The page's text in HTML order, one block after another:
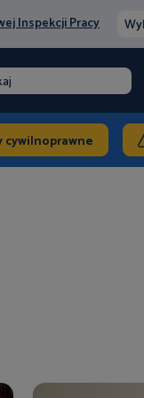
Inspekcji Pracy
cywilnoprawne